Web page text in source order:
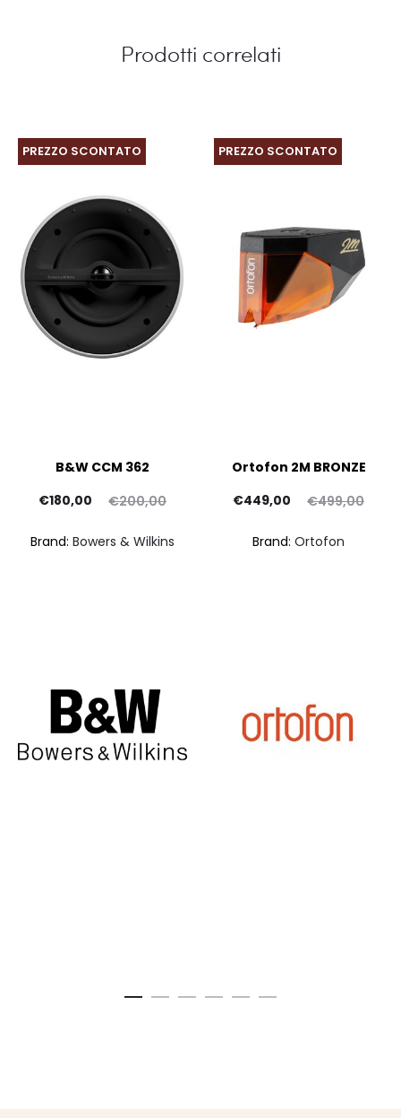
Prodotti correlati
PREZZO SCONTATO
B&W CCM 362
€200,00
Il
€180,00
Brand: Bowers & Wilkins
PREZZO SCONTATO
Ortofon 2M BRONZE
€499,00
Il
€449,00
Brand: Ortofon